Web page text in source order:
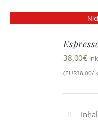
38,00€
(EUR38,00/